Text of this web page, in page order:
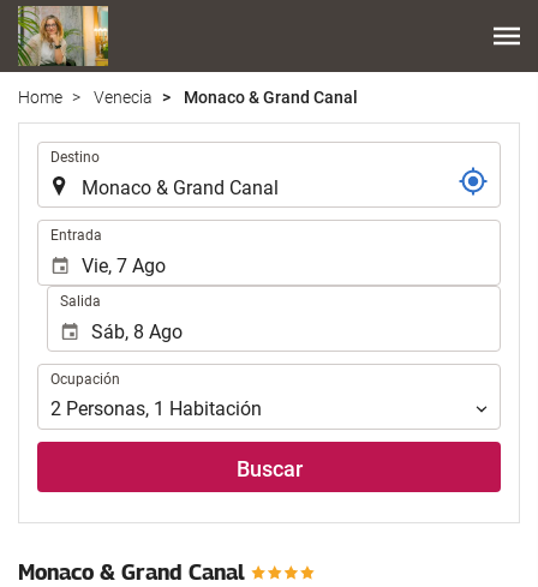
Home Venecia Monaco & Grand Canal
Destino
Entrada
Salida
Ocupación
Ocupación
2 Personas, 1 Habitación
Buscar
Monaco & Grand Canal